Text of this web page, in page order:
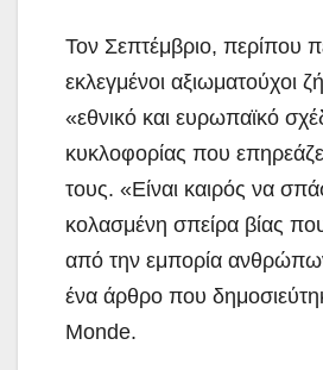
Τον Σεπτέμβριο, περίπου
εκλεγμένοι αξιωματούχοι
«εθνικό και ευρωπαϊκό
κυκλοφορίας που
τους. «Είναι καιρός να
κολασμένη σπείρα βίας
από την εμπορία
ένα άρθρο που
Monde.